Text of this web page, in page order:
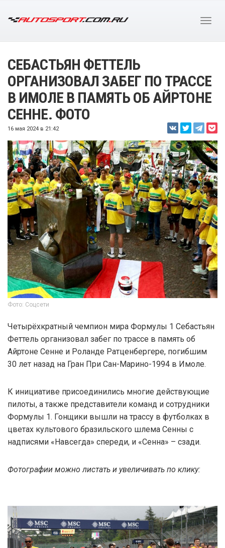
СЕБАСТЬЯН ФЕТТЕЛЬ
ОРГАНИЗОВАЛ ЗАБЕГ ПО ТРАССЕ
В ИМОЛЕ В ПАМЯТЬ ОБ АЙРТОНЕ
СЕННЕ. ФОТО
16 мая 2024 в 21:42
Фото: Соцсети
Четырёхкратный чемпион мира Формулы 1 Себастьян
Феттель организовал забег по трассе в память об
Айртоне Сенне и Роланде Ратценбергере, погибшим
30 лет назад на Гран При Сан-Марино-1994 в Имоле.
К инициативе присоединились многие действующие
пилоты, а также представители команд и сотрудники
Формулы 1. Гонщики вышли на трассу в футболках в
цветах культового бразильского шлема Сенны с
надписями «Навсегда» спереди, и «Сенна» – сзади.
Фотографии можно листать и увеличивать по клику: